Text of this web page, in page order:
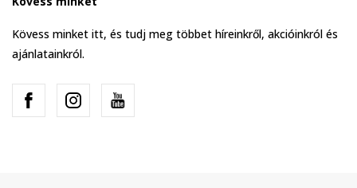
Kövess minket itt, és tudj meg többet híreinkről, akcióinkról és
ajánlatainkról.